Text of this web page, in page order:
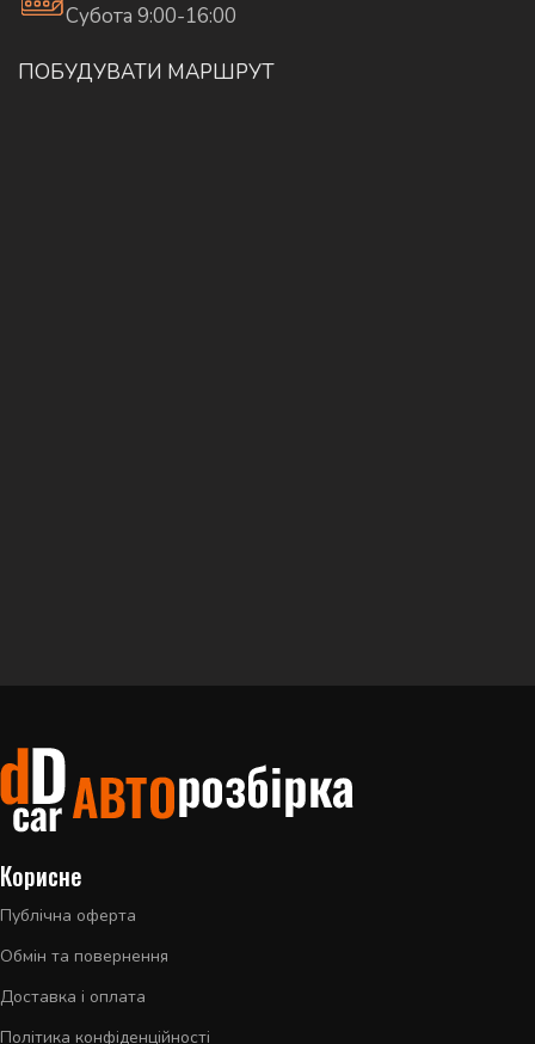
Субота 9:00-16:00
ПОБУДУВАТИ МАРШРУТ
Корисне
Публічна оферта
Обмін та повернення
Доставка і оплата
Політика конфіденційності